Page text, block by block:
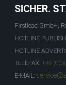
SICHER.
Firstlead GmbH,
HOTLINE
HOTLINE
TELEFAX: +49
E-MAIL: